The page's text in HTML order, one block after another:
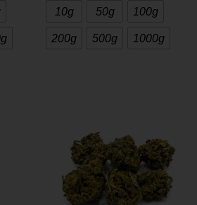
10g 50g 100g
200g 500g 1000g